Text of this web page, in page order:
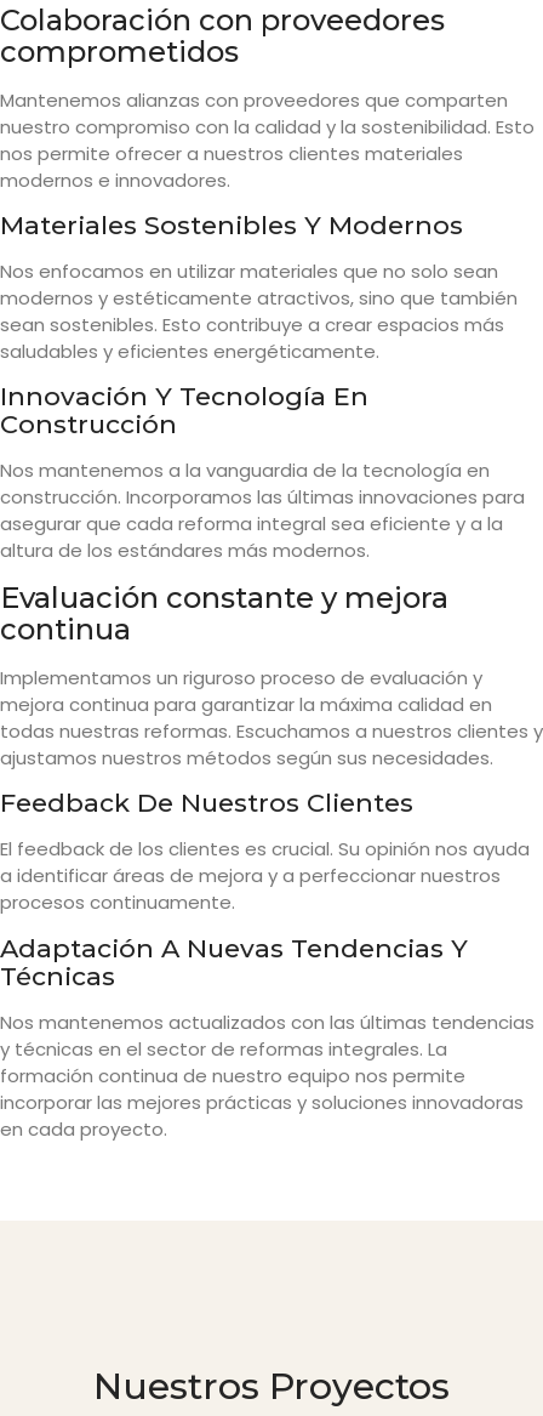
Colaboración con proveedores
comprometidos
Mantenemos alianzas con proveedores que comparten
nuestro compromiso con la calidad y la sostenibilidad. Esto
nos permite ofrecer a nuestros clientes materiales
modernos e innovadores.
Materiales Sostenibles Y Modernos
Nos enfocamos en utilizar materiales que no solo sean
modernos y estéticamente atractivos, sino que también
sean sostenibles. Esto contribuye a crear espacios más
saludables y eficientes energéticamente.
Innovación Y Tecnología En
Construcción
Nos mantenemos a la vanguardia de la tecnología en
construcción. Incorporamos las últimas innovaciones para
asegurar que cada reforma integral sea eficiente y a la
altura de los estándares más modernos.
Evaluación constante y mejora
continua
Implementamos un riguroso proceso de evaluación y
mejora continua para garantizar la máxima calidad en
todas nuestras reformas. Escuchamos a nuestros clientes y
ajustamos nuestros métodos según sus necesidades.
Feedback De Nuestros Clientes
El feedback de los clientes es crucial. Su opinión nos ayuda
a identificar áreas de mejora y a perfeccionar nuestros
procesos continuamente.
Adaptación A Nuevas Tendencias Y
Técnicas
Nos mantenemos actualizados con las últimas tendencias
y técnicas en el sector de reformas integrales. La
formación continua de nuestro equipo nos permite
incorporar las mejores prácticas y soluciones innovadoras
en cada proyecto.
Nuestros Proyectos